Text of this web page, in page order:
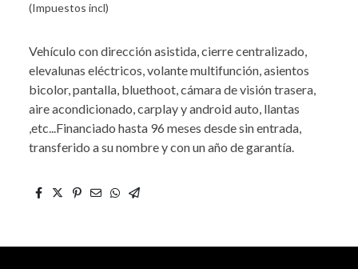
(Impuestos incl)
Vehículo con dirección asistida, cierre centralizado,
elevalunas eléctricos, volante multifunción, asientos
bicolor, pantalla, bluethoot, cámara de visión trasera,
aire acondicionado, carplay y android auto, llantas
,etc...Financiado hasta 96 meses desde sin entrada,
transferido a su nombre y con un año de garantía.